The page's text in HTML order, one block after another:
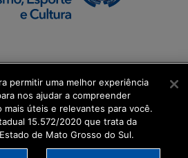
permitir uma melhor experiência
nos ajudar a compreender
mais úteis e relevantes para você.
15.572/2020 que trata da
de Mato Grosso do Sul.